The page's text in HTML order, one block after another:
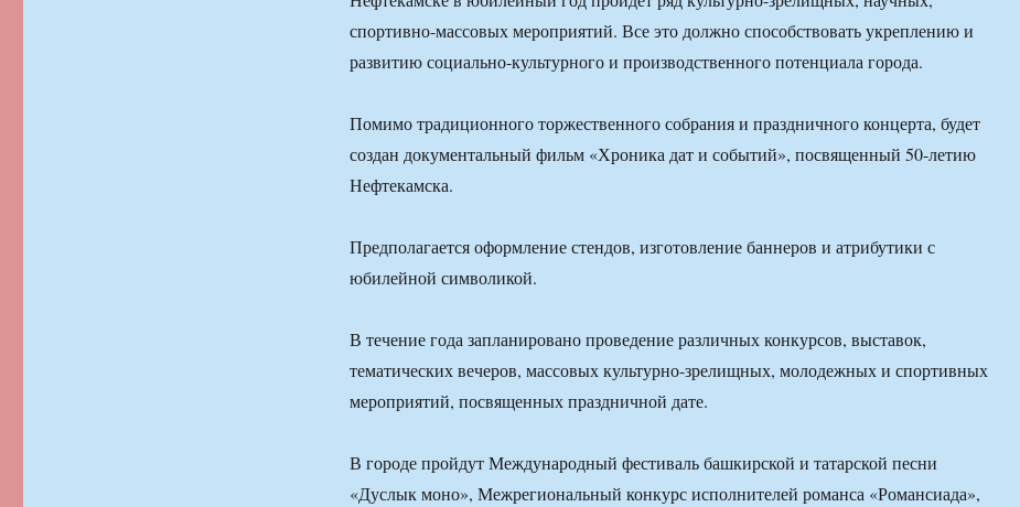
спортивно-массовых мероприятий. Все это должно способствовать укреплению и
развитию социально-культурного и производственного потенциала города.
Помимо традиционного торжественного собрания и праздничного концерта, будет
создан документальный фильм «Хроника дат и событий», посвященный 50-летию
Нефтекамска.
Предполагается оформление стендов, изготовление баннеров и атрибутики с
юбилейной символикой.
В течение года запланировано проведение различных конкурсов, выставок,
тематических вечеров, массовых культурно-зрелищных, молодежных и спортивных
мероприятий, посвященных праздничной дате.
В городе пройдут Международный фестиваль башкирской и татарской песни
«Дуслык моно», Межрегиональный конкурс исполнителей романса «Романсиада»,